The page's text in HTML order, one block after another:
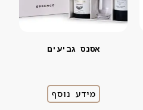
אסנס גביעים
מידע נוסף